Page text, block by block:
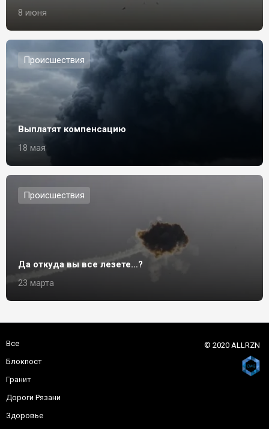
8 июня
Происшествия
Выплатят компенсацию
18 мая
Происшествия
Да откуда вы все лезете…?
23 марта
Все
Блокпост
Гранит
Дороги Рязани
Здоровье
© 2020 ALLRZN